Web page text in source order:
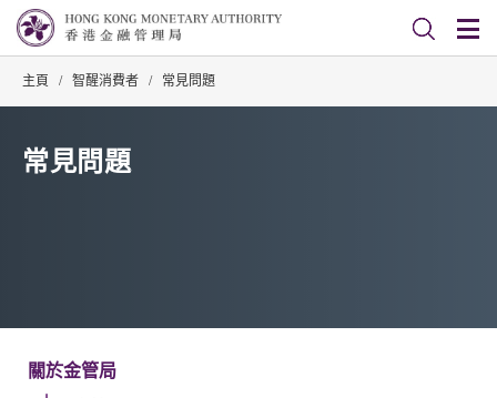
主頁 / 智醒消費者 / 常見問題
常見問題
關於金管局